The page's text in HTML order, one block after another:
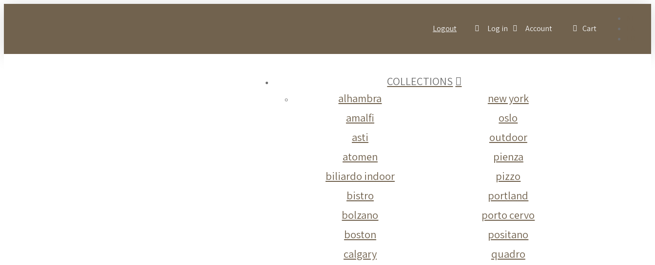
Logout Log in Account Cart
COLLECTIONS
alhambra
amalfi
asti
atomen
biliardo indoor
bistro
bolzano
boston
calgary
new york
oslo
outdoor
pienza
pizzo
portland
porto cervo
positano
quadro